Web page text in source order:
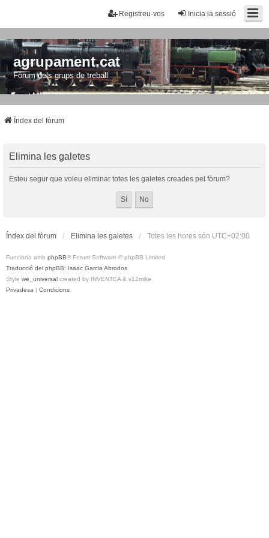
Inicia la sessió
Registreu-vos
agrupament.cat
Fòrum dels grups de treball
Índex del fòrum
Elimina les galetes
Esteu segur que voleu eliminar totes les galetes creades pel fòrum?
Índex del fòrum Elimina les galetes Totes les hores són UTC+02:00
Funciona amb phpBB® Forum Software © phpBB Limited
Traducció del phpBB: Isaac Garcia Abrodos
Style we_universal created by INVENTEA & v12mike
Privadesa | Condicions